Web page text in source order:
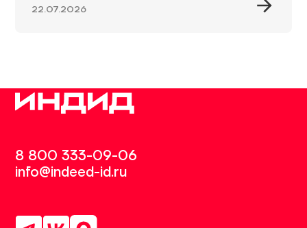
22.07.2026
8 800 333-09-06
info@indeed-id.ru